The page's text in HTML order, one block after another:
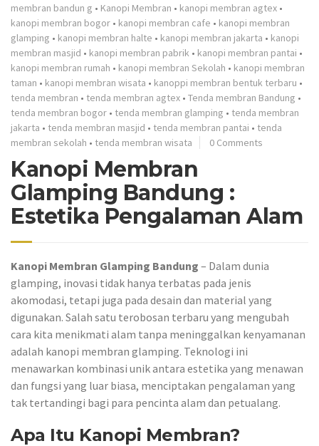
membran bandun g • Kanopi Membran • kanopi membran agtex •
kanopi membran bogor • kanopi membran cafe • kanopi membran
glamping • kanopi membran halte • kanopi membran jakarta • kanopi
membran masjid • kanopi membran pabrik • kanopi membran pantai •
kanopi membran rumah • kanopi membran Sekolah • kanopi membran
taman • kanopi membran wisata • kanoppi membran bentuk terbaru •
tenda membran • tenda membran agtex • Tenda membran Bandung •
tenda membran bogor • tenda membran glamping • tenda membran
jakarta • tenda membran masjid • tenda membran pantai • tenda
membran sekolah • tenda membran wisata 0 Comments
Kanopi Membran
Glamping Bandung :
Estetika Pengalaman Alam
Kanopi Membran Glamping Bandung – Dalam dunia
glamping, inovasi tidak hanya terbatas pada jenis
akomodasi, tetapi juga pada desain dan material yang
digunakan. Salah satu terobosan terbaru yang mengubah
cara kita menikmati alam tanpa meninggalkan kenyamanan
adalah kanopi membran glamping. Teknologi ini
menawarkan kombinasi unik antara estetika yang menawan
dan fungsi yang luar biasa, menciptakan pengalaman yang
tak tertandingi bagi para pencinta alam dan petualang.
Apa Itu Kanopi Membran?